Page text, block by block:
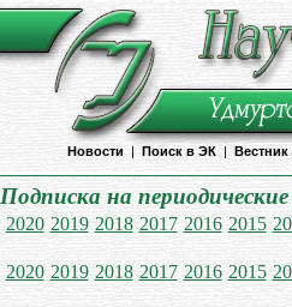
Новости | Поиск в ЭК | Вестник
Подписка на
2020 2019 2018 2017 2016 2015
2020 2019 2018 2017 2016 2015